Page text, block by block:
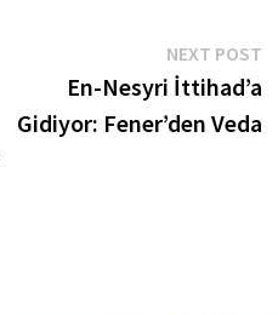
NEXT POST
En-Nesyri İttihad’a
Gidiyor: Fener’den Veda